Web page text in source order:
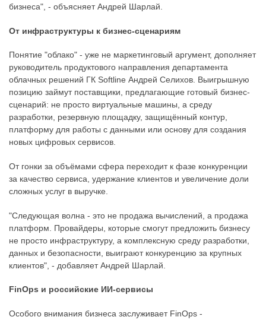
бизнеса", - объясняет Андрей Шарлай.
От инфраструктуры к бизнес-сценариям
Понятие "облако" - уже не маркетинговый аргумент, дополняет
руководитель продуктового направления департамента
облачных решений ГК Softline Андрей Селихов. Выигрышную
позицию займут поставщики, предлагающие готовый бизнес-
сценарий: не просто виртуальные машины, а среду
разработки, резервную площадку, защищённый контур,
платформу для работы с данными или основу для создания
новых цифровых сервисов.
От гонки за объёмами сфера переходит к фазе конкуренции
за качество сервиса, удержание клиентов и увеличение доли
сложных услуг в выручке.
"Следующая волна - это не продажа вычислений, а продажа
платформ. Провайдеры, которые смогут предложить бизнесу
не просто инфраструктуру, а комплексную среду разработки,
данных и безопасности, выиграют конкуренцию за крупных
клиентов", - добавляет Андрей Шарлай.
FinOps и российские ИИ-сервисы
Особого внимания бизнеса заслуживает FinOps -